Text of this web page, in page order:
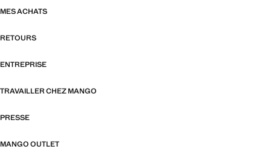
MES ACHATS
RETOURS
ENTREPRISE
TRAVAILLER CHEZ MANGO
PRESSE
MANGO OUTLET